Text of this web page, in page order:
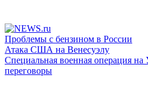
Проблемы с бензином в России
Атака США на Венесуэлу
Специальная военная операция
переговоры